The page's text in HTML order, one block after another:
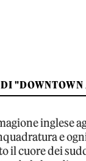
"DOWNTOWN
inglese
e
il cuore dei